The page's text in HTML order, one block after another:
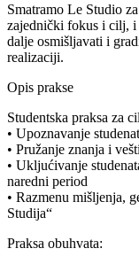
Smatramo Le Studio
zajednički fokus i cilj, i
dalje osmišljavati i
realizaciji.
Opis prakse
Studentska praksa za
• Upoznavanje
• Pružanje znanja i
• Ukljućivanje
naredni period
• Razmenu mišljenja,
Studija“
Praksa obuhvata: